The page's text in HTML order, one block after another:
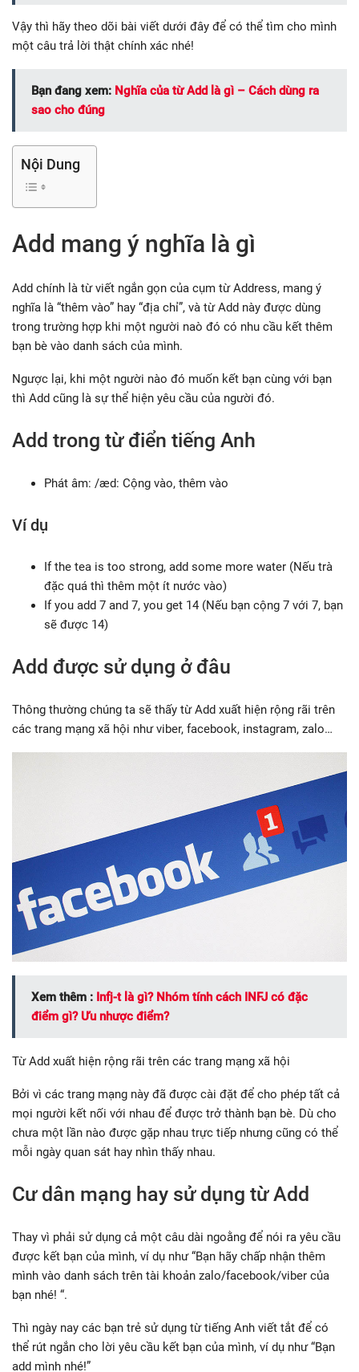
Vậy thì hãy theo dõi bài viết dưới đây để có thể tìm cho mình
một câu trả lời thật chính xác nhé!
Bạn đang xem: Nghĩa của từ Add là gì – Cách dùng ra
sao cho đúng
Nội Dung
Add mang ý nghĩa là gì
Add chính là từ viết ngắn gọn của cụm từ Address, mang ý
nghĩa là “thêm vào” hay “địa chỉ”, và từ Add này được dùng
trong trường hợp khi một người naò đó có nhu cầu kết thêm
bạn bè vào danh sách của mình.
Ngược lại, khi một người nào đó muốn kết bạn cùng với bạn
thì Add cũng là sự thể hiện yêu cầu của người đó.
Add trong từ điển tiếng Anh
Phát âm: /æd: Cộng vào, thêm vào
Ví dụ
If the tea is too strong, add some more water (Nếu trà
đặc quá thì thêm một ít nước vào)
If you add 7 and 7, you get 14 (Nếu bạn cộng 7 với 7, bạn
sẽ được 14)
Add được sử dụng ở đâu
Thông thường chúng ta sẽ thấy từ Add xuất hiện rộng rãi trên
các trang mạng xã hội như viber, facebook, instagram, zalo…
Xem thêm : Infj-t là gì? Nhóm tính cách INFJ có đặc
điểm gì? Ưu nhược điểm?
Từ Add xuất hiện rộng rãi trên các trang mạng xã hội
Bởi vì các trang mạng này đã được cài đặt để cho phép tất cả
mọi người kết nối với nhau để được trở thành bạn bè. Dù cho
chưa một lần nào được gặp nhau trực tiếp nhưng cũng có thể
mỗi ngày quan sát hay nhìn thấy nhau.
Cư dân mạng hay sử dụng từ Add
Thay vì phải sử dụng cả một câu dài ngoằng để nói ra yêu cầu
được kết bạn của mình, ví dụ như “Bạn hãy chấp nhận thêm
mình vào danh sách trên tài khoản zalo/facebook/viber của
bạn nhé! “.
Thì ngày nay các bạn trẻ sử dụng từ tiếng Anh viết tắt để có
thể rút ngắn cho lời yêu cầu kết bạn của mình, ví dụ như “Bạn
add mình nhé!”